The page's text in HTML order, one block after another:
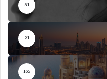
81
21
165